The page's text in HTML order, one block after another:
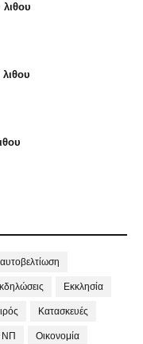
λιθου
αυτοβελτίωση
Εκκλησία
Κατασκευές
ΝΠ Οικονομία